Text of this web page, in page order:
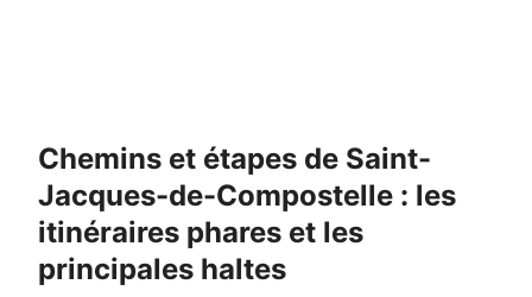
Chemins et étapes de Saint-
Jacques-de-Compostelle : les
itinéraires phares et les
principales haltes